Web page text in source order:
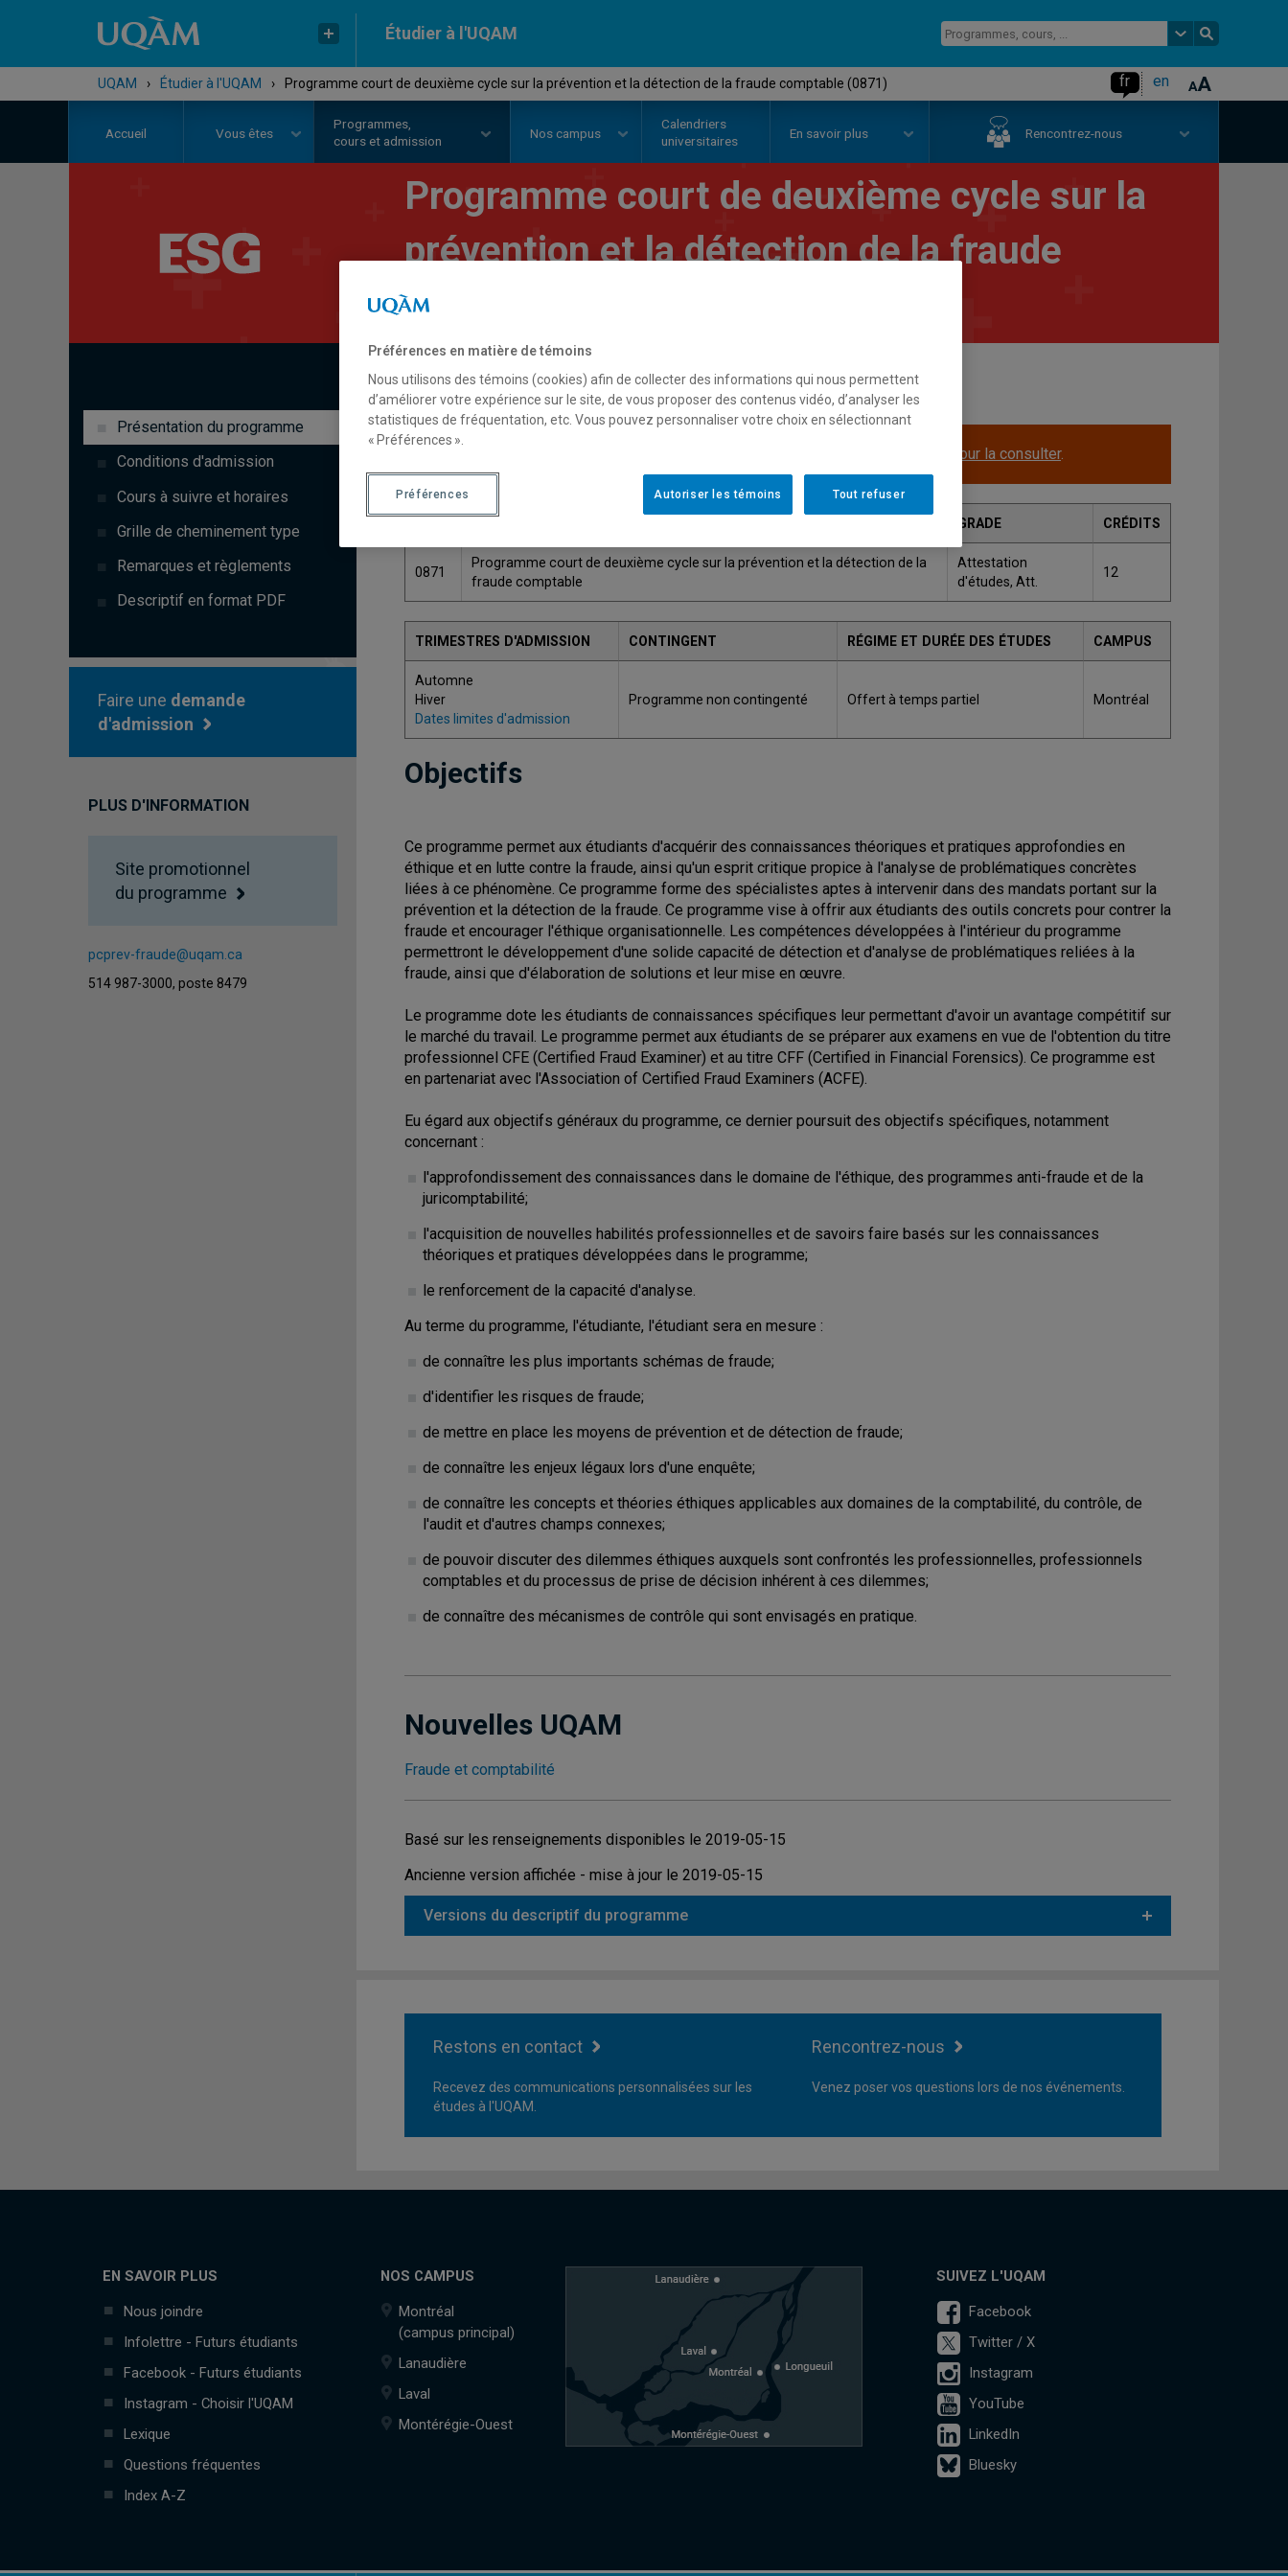
Étudier à l'UQAM
UQAM › Étudier à l'UQAM › Programme court de deuxième cycle sur la prévention et la détection de la fraude comptable (0871) fr en
Accueil Vous êtes
Programmes,
cours et admission
Nos campus
Calendriers
universitaires
En savoir plus Rencontrez-nous
Programme court de deuxième cycle sur la
prévention et la détection de la fraude
comptable
Présentation du programme
Conditions d'admission
Cours à suivre et horaires
Grille de cheminement type
Remarques et règlements
Descriptif en format PDF
Faire une demande
d'admission
PLUS D'INFORMATION
Site promotionnel
du programme
pcprev-fraude@uqam.ca
514 987-3000, poste 8479
Cliquez ici pour la consulter.
GRADE CRÉDITS
0871
Programme court de deuxième cycle sur la prévention et la détection de la
fraude comptable
Attestation
d'études, Att.
12
TRIMESTRES D'ADMISSION CONTINGENT RÉGIME ET DURÉE DES ÉTUDES CAMPUS
Automne
Hiver
Dates limites d'admission
Programme non contingenté Offert à temps partiel Montréal
Objectifs
Ce programme permet aux étudiants d'acquérir des connaissances théoriques et pratiques approfondies en
éthique et en lutte contre la fraude, ainsi qu'un esprit critique propice à l'analyse de problématiques concrètes
liées à ce phénomène. Ce programme forme des spécialistes aptes à intervenir dans des mandats portant sur la
prévention et la détection de la fraude. Ce programme vise à offrir aux étudiants des outils concrets pour contrer la
fraude et encourager l'éthique organisationnelle. Les compétences développées à l'intérieur du programme
permettront le développement d'une solide capacité de détection et d'analyse de problématiques reliées à la
fraude, ainsi que d'élaboration de solutions et leur mise en œuvre.
Le programme dote les étudiants de connaissances spécifiques leur permettant d'avoir un avantage compétitif sur
le marché du travail. Le programme permet aux étudiants de se préparer aux examens en vue de l'obtention du titre
professionnel CFE (Certified Fraud Examiner) et au titre CFF (Certified in Financial Forensics). Ce programme est
en partenariat avec l'Association of Certified Fraud Examiners (ACFE).
Eu égard aux objectifs généraux du programme, ce dernier poursuit des objectifs spécifiques, notamment
concernant :
l'approfondissement des connaissances dans le domaine de l'éthique, des programmes anti-fraude et de la
juricomptabilité;
l'acquisition de nouvelles habilités professionnelles et de savoirs faire basés sur les connaissances
théoriques et pratiques développées dans le programme;
le renforcement de la capacité d'analyse.
Au terme du programme, l'étudiante, l'étudiant sera en mesure :
de connaître les plus importants schémas de fraude;
d'identifier les risques de fraude;
de mettre en place les moyens de prévention et de détection de fraude;
de connaître les enjeux légaux lors d'une enquête;
de connaître les concepts et théories éthiques applicables aux domaines de la comptabilité, du contrôle, de
l'audit et d'autres champs connexes;
de pouvoir discuter des dilemmes éthiques auxquels sont confrontés les professionnelles, professionnels
comptables et du processus de prise de décision inhérent à ces dilemmes;
de connaître des mécanismes de contrôle qui sont envisagés en pratique.
Nouvelles UQAM
Fraude et comptabilité
Basé sur les renseignements disponibles le 2019-05-15
Ancienne version affichée - mise à jour le 2019-05-15
Versions du descriptif du programme
Restons en contact
Recevez des communications personnalisées sur les
études à l'UQAM.
Rencontrez-nous
Venez poser vos questions lors de nos événements.
EN SAVOIR PLUS
Nous joindre
Infolettre - Futurs étudiants
Facebook - Futurs étudiants
Instagram - Choisir l'UQAM
Lexique
Questions fréquentes
Index A-Z
NOS CAMPUS
Montréal
(campus principal)
Lanaudière
Laval
Montérégie-Ouest
SUIVEZ L'UQAM
Facebook
Twitter / X
Instagram
YouTube
LinkedIn
Bluesky
Préférences en matière de témoins
Nous utilisons des témoins (cookies) afin de collecter des informations qui nous permettent
d’améliorer votre expérience sur le site, de vous proposer des contenus vidéo, d’analyser les
statistiques de fréquentation, etc. Vous pouvez personnaliser votre choix en sélectionnant
« Préférences ».
Tout refuser
Autoriser les témoins
Préférences